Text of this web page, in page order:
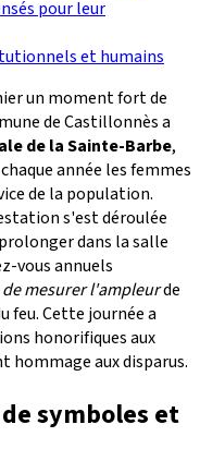
pour leur
et humains
un moment fort de
de Castillonnès a
de la Sainte-Barbe,
année les femmes
de la population.
s'est déroulée
dans la salle
vous annuels
mesurer l'ampleurde
feu. Cette journée a
honorifiques aux
aux disparus.
symboles et